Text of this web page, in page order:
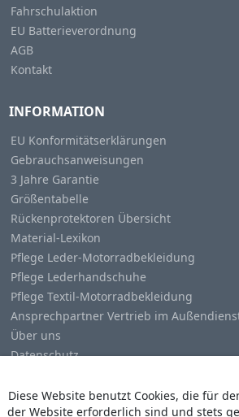
Fahrschulaktion
EU Batterieverordnung
AGB
Kontakt
INFORMATION
EU Konformitätserklärungen
Gebrauchsanweisungen
3 Jahre Garantie
Größentabelle
Rückenprotektoren Übersicht
Material-Lexikon
Pflege Leder-Motorradbekleidung
Pflege Lederhandschuhe
Pflege Textil-Motorradbekleidung
Ansprechpartner Vertrieb im
Über uns
Datenschutz
Diese Website benutzt Cookies, die für
der Website erforderlich sind und stets